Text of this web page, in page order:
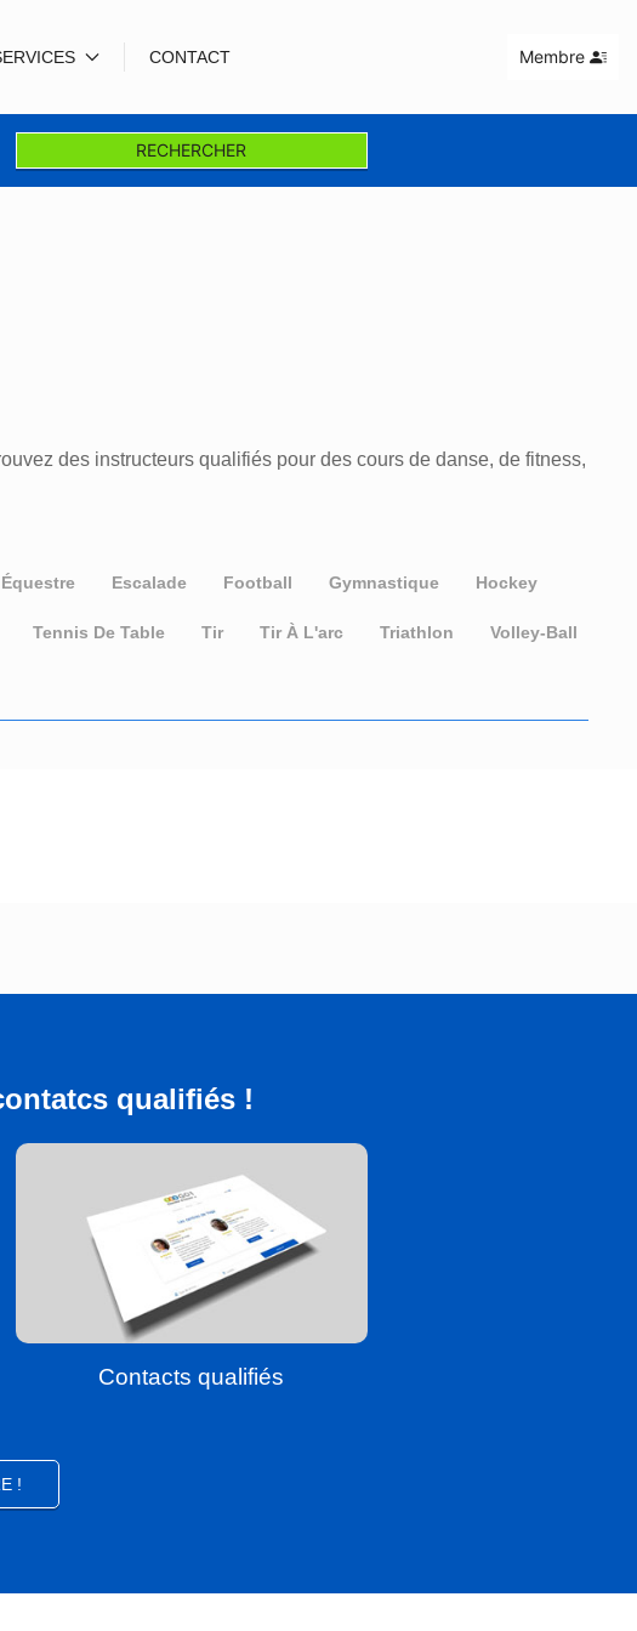
CONTACT Membre
RECHERCHER
des instructeurs qualifiés pour des cours de danse, de fitness,
Équestre Escalade Football Gymnastique Hockey
Tennis De Table Tir Tir À L'arc Triathlon Volley-Ball
qualifiés !
Contacts qualifiés
!